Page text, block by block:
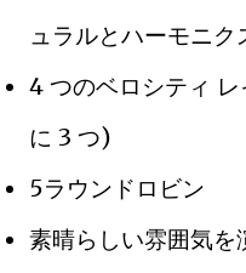
ュラルとハーモニク
4 つのベロシティ
に 3 つ)
5ラウンドロビン
素晴らしい雰囲気を